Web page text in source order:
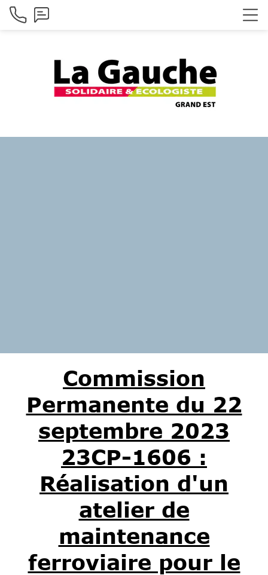
Commission
Permanente du 22
septembre 2023
23CP-1606 :
Réalisation d'un
atelier de
maintenance
ferroviaire pour le